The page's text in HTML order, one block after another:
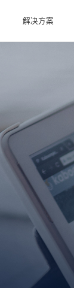
解决方案